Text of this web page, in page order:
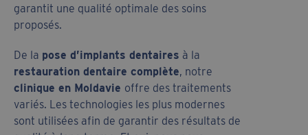
garantit une qualité optimale des soins
proposés.
De la pose d’implants dentaires à la
restauration dentaire complète, notre
clinique en Moldavie offre des traitements
variés. Les technologies les plus modernes
sont utilisées afin de garantir des résultats de